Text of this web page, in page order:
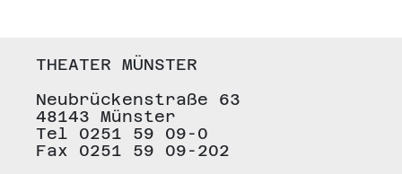
THEATER MÜNSTER
Neubrückenstraße 63
48143 Münster
Tel 0251 59 09-0
Fax 0251 59 09-202